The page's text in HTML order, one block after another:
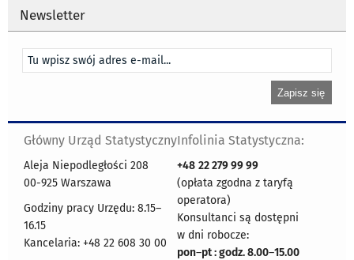
Newsletter
Główny Urząd Statystyczny
Aleja Niepodległości 208
00-925 Warszawa
Godziny pracy Urzędu: 8.15–
16.15
Kancelaria: +48 22 608 30 00
Infolinia Statystyczna:
+48 22 279 99 99
(opłata zgodna z taryfą
operatora)
Konsultanci są dostępni
w dni robocze:
pon–pt : godz. 8.00–15.00